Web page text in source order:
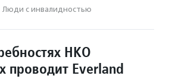
Люди с инвалидностью
НКО
проводит Everland